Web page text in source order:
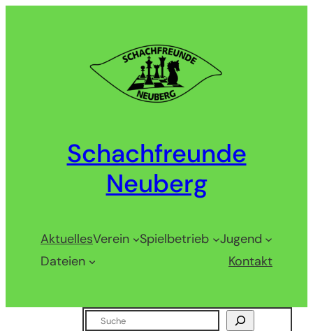
Schachfreunde
Neuberg
AktuellesVerein Spielbetrieb
Jugend
Dateien
Kontakt
Suchen